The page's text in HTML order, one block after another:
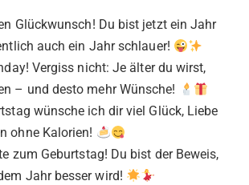
Glückwunsch! Du bist jetzt ein Jahr
auch ein Jahr schlauer!
Vergiss nicht: Je älter du wirst,
– und desto mehr Wünsche!
wünsche ich dir viel Glück, Liebe
ohne Kalorien!
zum Geburtstag! Du bist der Beweis,
Jahr besser wird!